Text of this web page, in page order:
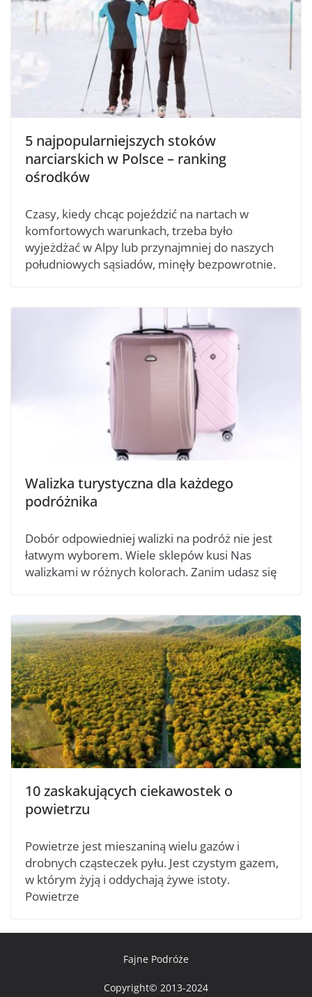
5 najpopularniejszych stoków
narciarskich w Polsce – ranking
ośrodków
Czasy, kiedy chcąc pojeździć na nartach w
komfortowych warunkach, trzeba było
wyjeżdżać w Alpy lub przynajmniej do naszych
południowych sąsiadów, minęły bezpowrotnie.
Walizka turystyczna dla każdego
podróżnika
Dobór odpowiedniej walizki na podróż nie jest
łatwym wyborem. Wiele sklepów kusi Nas
walizkami w różnych kolorach. Zanim udasz się
10 zaskakujących ciekawostek o
powietrzu
Powietrze jest mieszaniną wielu gazów i
drobnych cząsteczek pyłu. Jest czystym gazem,
w którym żyją i oddychają żywe istoty.
Powietrze
Fajne Podróże
Copyright© 2013-2024